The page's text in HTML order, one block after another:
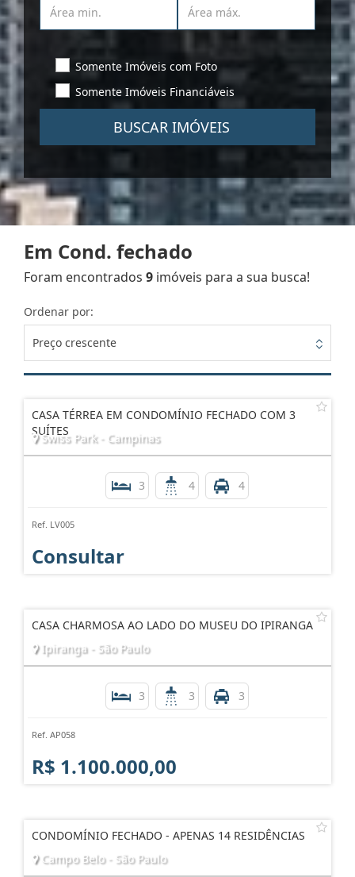
Somente Imóveis com Foto
Somente Imóveis Financiáveis
BUSCAR IMÓVEIS
Em Cond. fechado
Foram encontrados 9 imóveis para a sua busca!
Ordenar por:
Preço crescente
CASA TÉRREA EM CONDOMÍNIO FECHADO COM 3
SUÍTES
Swiss Park - Campinas
3 4 4
Ref. LV005
Consultar
CASA CHARMOSA AO LADO DO MUSEU DO IPIRANGA
Ipiranga - São Paulo
3 3 3
Ref. AP058
R$ 1.100.000,00
CONDOMÍNIO FECHADO - APENAS 14 RESIDÊNCIAS
Campo Belo - São Paulo